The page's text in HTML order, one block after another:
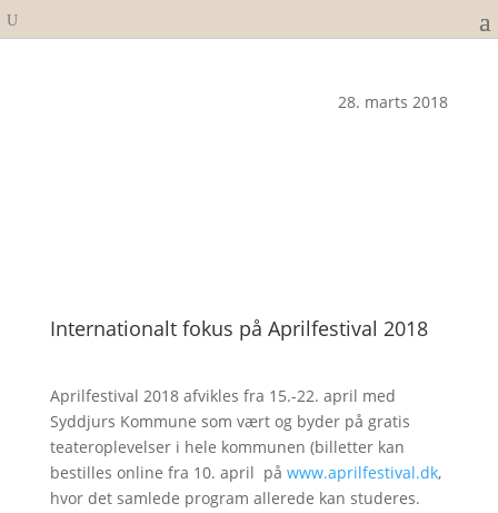
28. marts 2018
Internationalt fokus på Aprilfestival 2018
Aprilfestival 2018 afvikles fra 15.-22. april med
Syddjurs Kommune som vært og byder på gratis
teateroplevelser i hele kommunen (billetter kan
bestilles online fra 10. april på www.aprilfestival.dk,
hvor det samlede program allerede kan studeres.